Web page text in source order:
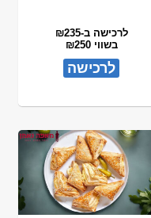
לרכישה ב-₪235
בשווי ₪250
לרכישה